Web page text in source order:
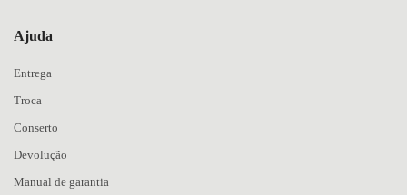
Ajuda
Entrega
Troca
Conserto
Devolução
Manual de garantia